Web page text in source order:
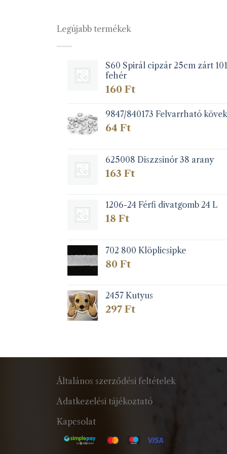
Legújabb termékek
S60 Spirál cipzár 25cm zárt 101
fehér
160 Ft
9847/840173 Felvarrható kövek
64 Ft
625008 Diszzsinór 38 arany
163 Ft
1206-24 Férfi divatgomb 24 L
18 Ft
702 800 Klöplicsipke
80 Ft
2457 Kutyus
297 Ft
Általános szerződési feltételek
Adatkezelési tájékoztató
Kapcsolat